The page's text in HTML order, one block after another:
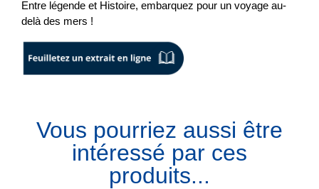
Entre légende et Histoire, embarquez pour un voyage au-
delà des mers !
Vous pourriez aussi être
intéressé par ces
produits...